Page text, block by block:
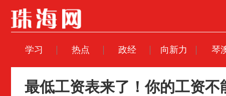
学习 热点 政经 向新力 琴
最低工资表来了！你的工资不